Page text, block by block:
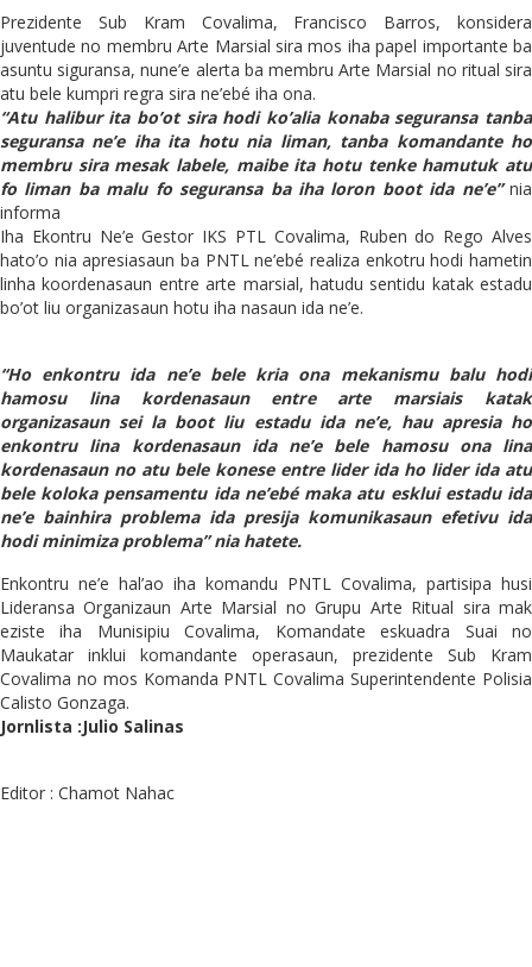
Prezidente Sub Kram Covalima, Francisco Barros, konsidera
juventude no membru Arte Marsial sira mos iha papel importante ba
asuntu siguransa, nune’e alerta ba membru Arte Marsial no ritual sira
atu bele kumpri regra sira ne’ebé iha ona.
“Atu halibur ita bo’ot sira hodi ko’alia konaba seguransa tanba
seguransa ne’e iha ita hotu nia liman, tanba komandante ho
membru sira mesak labele, maibe ita hotu tenke hamutuk atu
fo liman ba malu fo seguransa ba iha loron boot ida ne’e”nia
informa
Iha Ekontru Ne’e Gestor IKS PTL Covalima, Ruben do Rego Alves
hato’o nia apresiasaun ba PNTL ne’ebé realiza enkotru hodi hametin
linha koordenasaun entre arte marsial, hatudu sentidu katak estadu
bo’ot liu organizasaun hotu iha nasaun ida ne’e.
“Ho enkontru ida ne’e bele kria ona mekanismu balu hodi
hamosu lina kordenasaun entre arte marsiais katak
organizasaun sei la boot liu estadu ida ne’e, hau apresia ho
enkontru lina kordenasaun ida ne’e bele hamosu ona lina
kordenasaun no atu bele konese entre lider ida ho lider ida atu
bele koloka pensamentu ida ne’ebé maka atu esklui estadu ida
ne’e bainhira problema ida presija komunikasaun efetivu ida
hodi minimiza problema”nia hatete.
Enkontru ne’e hal’ao iha komandu PNTL Covalima, partisipa husi
Lideransa Organizaun Arte Marsial no Grupu Arte Ritual sira mak
eziste iha Munisipiu Covalima, Komandate eskuadra Suai no
Maukatar inklui komandante operasaun, prezidente Sub Kram
Covalima no mos Komanda PNTL Covalima Superintendente Polisia
Calisto Gonzaga.
Jornlista :Julio Salinas
Editor : Chamot Nahac